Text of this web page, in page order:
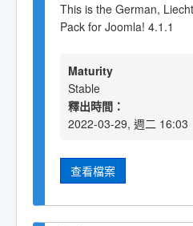
This is the German,
Pack for Joomla! 4.1.1
Maturity
Stable
釋出時間：
2022-03-29, 週二 16:03
查看檔案